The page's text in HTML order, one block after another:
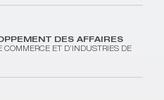
DES AFFAIRES
ET D’INDUSTRIES DE